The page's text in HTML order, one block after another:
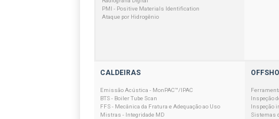
PMI - Positive Materials Identification
Ataque por Hidrogênio
CALDEIRAS
Emissão Acústica - MonPAC™/IPAC
BTS - Boiler Tube Scan
FFS - Mecânica da Fratura e Adequação ao Uso
Mistras - Integridade MD
Inspeção
Inspeção
Sistemas